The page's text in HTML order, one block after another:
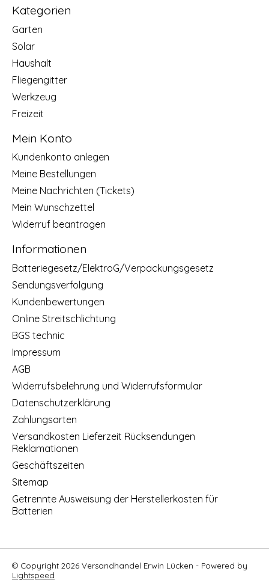
Kategorien
Garten
Solar
Haushalt
Fliegengitter
Werkzeug
Freizeit
Mein Konto
Kundenkonto anlegen
Meine Bestellungen
Meine Nachrichten (Tickets)
Mein Wunschzettel
Widerruf beantragen
Informationen
Batteriegesetz/ElektroG/Verpackungsgesetz
Sendungsverfolgung
Kundenbewertungen
Online Streitschlichtung
BGS technic
Impressum
AGB
Widerrufsbelehrung und Widerrufsformular
Datenschutzerklärung
Zahlungsarten
Versandkosten Lieferzeit Rücksendungen
Reklamationen
Geschäftszeiten
Sitemap
Getrennte Ausweisung der Herstellerkosten für
Batterien
© Copyright 2026 Versandhandel Erwin Lücken - Powered by
Lightspeed